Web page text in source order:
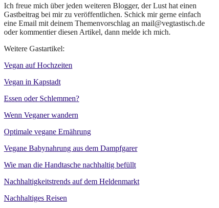
Ich freue mich über jeden weiteren Blogger, der Lust hat einen
Gastbeitrag bei mir zu veröffentlichen. Schick mir gerne einfach
eine Email mit deinem Themenvorschlag an mail@vegtastisch.de
oder kommentier diesen Artikel, dann melde ich mich.
Weitere Gastartikel:
Vegan auf Hochzeiten
Vegan in Kapstadt
Essen oder Schlemmen?
Wenn Veganer wandern
Optimale vegane Ernährung
Vegane Babynahrung aus dem Dampfgarer
Wie man die Handtasche nachhaltig befüllt
Nachhaltigkeitstrends auf dem Heldenmarkt
Nachhaltiges Reisen